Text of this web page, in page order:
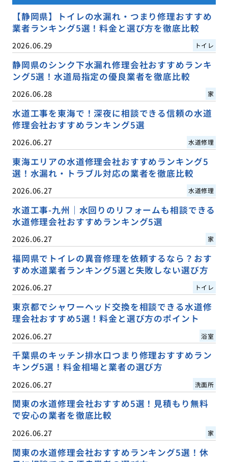
【静岡県】トイレの水漏れ・つまり修理おすすめ
業者ランキング5選！料金と選び方を徹底比較
2026.06.29 トイレ
静岡県のシンク下水漏れ修理会社おすすめランキ
ング5選！水道局指定の優良業者を徹底比較
2026.06.28 家
水道工事を東海で！深夜に相談できる信頼の水道
修理会社おすすめランキング5選
2026.06.27 水道修理
東海エリアの水道修理会社おすすめランキング5
選！水漏れ・トラブル対応の業者を徹底比較
2026.06.27 水道修理
水道工事-九州｜水回りのリフォームも相談できる
水道修理会社おすすめランキング5選
2026.06.27 家
福岡県でトイレの異音修理を依頼するなら？おす
すめ水道業者ランキング5選と失敗しない選び方
2026.06.27 トイレ
東京都でシャワーヘッド交換を相談できる水道修
理会社おすすめ5選！料金と選び方のポイント
2026.06.27 浴室
千葉県のキッチン排水口つまり修理おすすめラン
キング5選！料金相場と業者の選び方
2026.06.27 洗面所
関東の水道修理会社おすすめ5選！見積もり無料
で安心の業者を徹底比較
2026.06.27 家
関東の水道修理会社おすすめランキング5選！休